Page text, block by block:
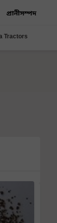
প্রানীসম্পদ